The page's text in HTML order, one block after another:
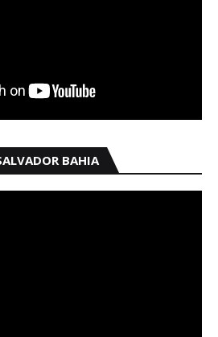
BAHIA